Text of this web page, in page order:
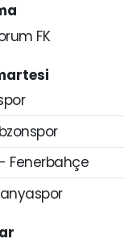
FK
Fenerbahçe